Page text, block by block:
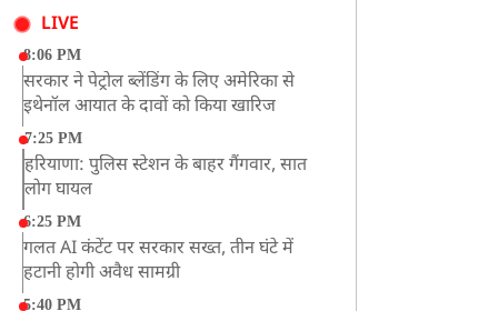
LIVE
8:06 PM
सरकार ने पेट्रोल ब्लेंडिंग के लिए अमेरिका से
इथेनॉल आयात के दावों को किया खारिज
7:25 PM
हरियाणा: पुलिस स्टेशन के बाहर गैंगवार, सात
लोग घायल
6:25 PM
गलत AI कंटेंट पर सरकार सख्त, तीन घंटे में
हटानी होगी अवैध सामग्री
5:40 PM